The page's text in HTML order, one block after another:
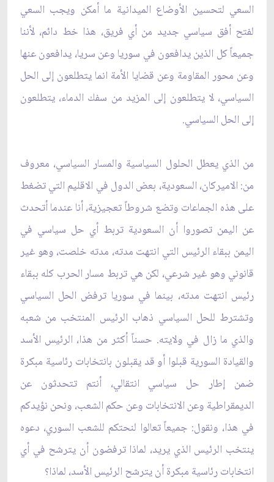
السعي لتحسين الأوضاع الميدانية ما أمكن ويجب السعي
لفتح أفق سياسي جديد من أي فريق، هذا خط دائم، لأننا
جميعاً كل الذين يدافعون في سوريا وعن سريا، يدافعون عنها
وعن محور المقاومة وعن قضايا الأمة انما يتطلعون إلى الحل
السياسي، لا يتطلعون إلى المزيد من سفك الدماء، يتطلعون
إلى الحل السياسي.
من الذي يعطل الحلول السياسية والمسار السياسي، معروف
من: الاميركان، السعودية، بعض الدول في الاقليم التي تضغط
على هذه الجماعات وتضع شروطاً تعجيزية، أنا عندما أتحدث
عن اليمن تصوروا أن السعودية تربط أي حل سياسي في
اليمن ببقاء الرئيس التي انتهت مدته، مدته خلصت، وهو غير
قانوني وهو غير شرعي، لكن هي تربط مسار الحرب كله ببقاء
رئيس انتهت مدته، بينما في سوريا ترفض الحل السياسي
وتشترط للحل السياسي ذهاب الرئيس المنتخب من شعبه
والذي ما زال في ولايته. حسناً أكثر من هذا، الرئيس الأسد
والقيادة السورية قبلوا أو قد يقبلون بانتخابات رئاسية مبكرة
ضمن إطار حل سياسي انتقالي، أنتم تتحدثون عن
الديمقراطية وعن الانتخابات وعن حكم الشعب، ونحن نؤيدكم
في هذا، ونقول: جميعاً تعالوا لنحتكم للشعب السوري، دعوه
ينتخب الرئيس الذي يريد، لماذا ترفضون أن يترشح في أي
انتخابات رئاسية مبكرة أن يترشح الرئيس الأسد، لماذا؟